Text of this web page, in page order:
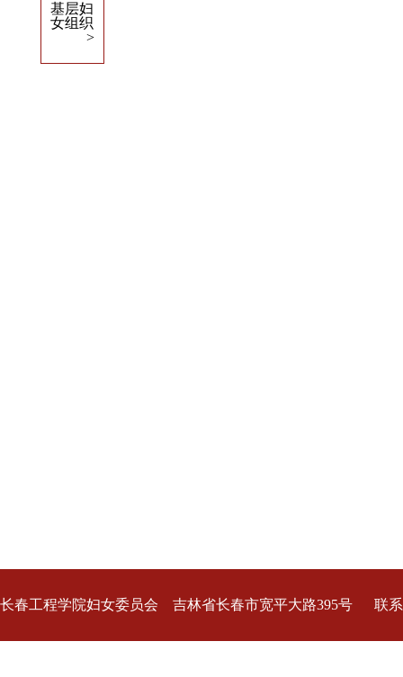
基层妇
女组织
>
长春工程学院妇女委员会 吉林省长春市宽平大路395号 联系